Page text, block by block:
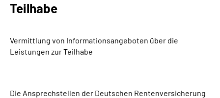
Über uns & Presse
Teilhabe
Vermittlung von Informationsangeboten über die
Leistungen zur Teilhabe
Die Ansprechstellen der Deutschen Rentenversicherung